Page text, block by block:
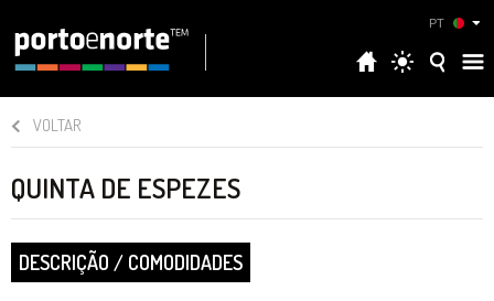
PT
VOLTAR
QUINTA DE ESPEZES
DESCRIÇÃO / COMODIDADES